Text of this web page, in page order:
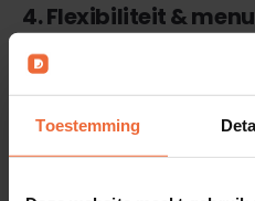
Toestemming
4. Flexibiliteit &
QR-bestellen:
Direct
Vandaag geen
morgen niet meer op.